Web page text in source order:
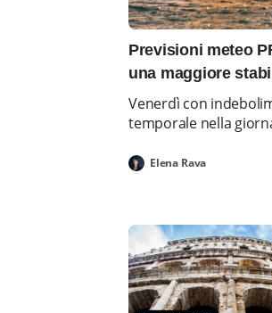
Previsioni meteo
una maggiore
Venerdì con
temporale nella
Elena Rava